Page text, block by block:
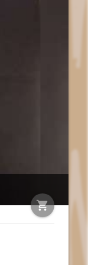
shopping_cart